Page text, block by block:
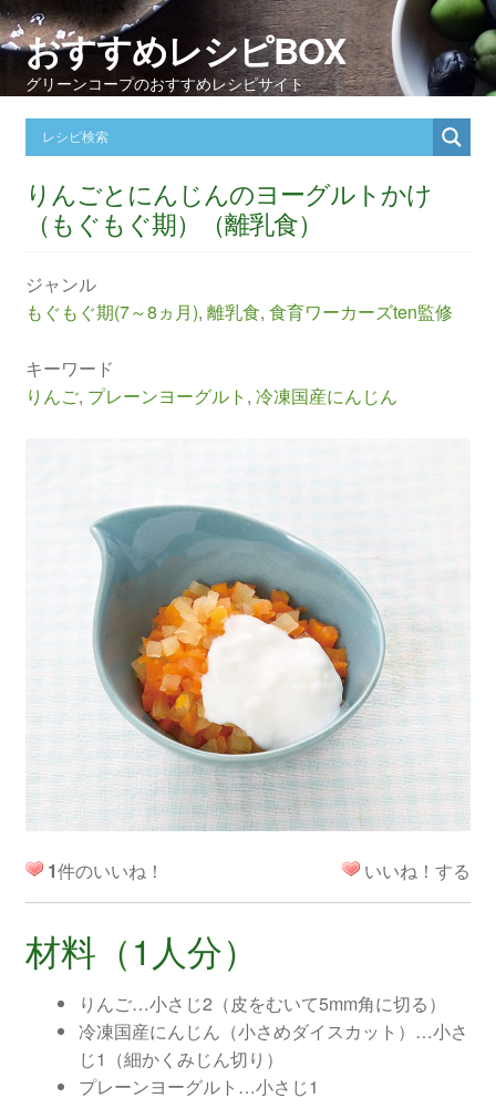
おすすめレシピBOX
グリーンコープのおすすめレシピサイト
りんごとにんじんのヨーグルトかけ
（もぐもぐ期）（離乳食）
ジャンル
もぐもぐ期(7～8ヵ月), 離乳食, 食育ワーカーズten監修
キーワード
りんご, プレーンヨーグルト , 冷凍国産にんじん
1件のいいね！ いいね！する
材料（1人分）
りんご…小さじ2（皮をむいて5mm角に切る）
冷凍国産にんじん（小さめダイスカット）…小さ
じ1（細かくみじん切り）
プレーンヨーグルト…小さじ1